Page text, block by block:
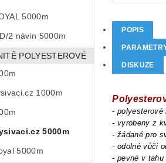
5000m
2 návin 5000m
POLYESTEROVÉ
1000m
5000m
5000m
POPIS
DISKUZE
-
- vyrobeny z
- žádané pro
- odolné vůči
- pevné v